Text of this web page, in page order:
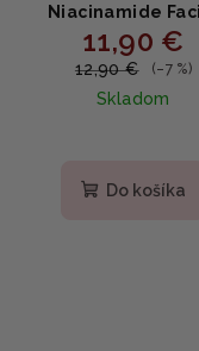
Niacinamide
Cream -
krém s
kyselinou
55ml
11,90 €
12,90 € (–7 %)
Skladom
produktu
Do košíka